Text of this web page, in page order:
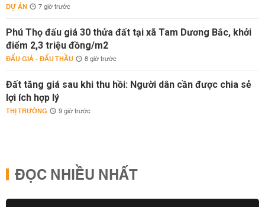
DỰ ÁN 7 giờ trước
Phú Thọ đấu giá 30 thửa đất tại xã Tam Dương Bắc, khởi
điểm 2,3 triệu đồng/m2
ĐẤU GIÁ - ĐẤU THẦU 8 giờ trước
Đất tăng giá sau khi thu hồi: Người dân cần được chia sẻ
lợi ích hợp lý
THỊ TRƯỜNG 9 giờ trước
ĐỌC NHIỀU NHẤT